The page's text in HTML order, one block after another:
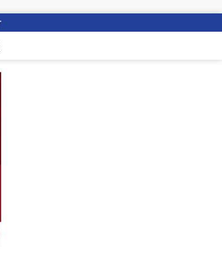
Pulihkan Sumbar Pasca Banjir, Pertamina Patra